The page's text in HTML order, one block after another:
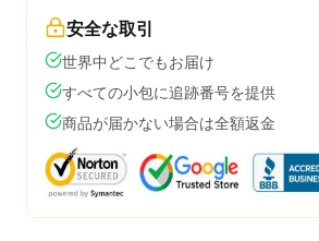
安全な取引
世界中どこでもお届け
すべての小包に追跡番号を提供
商品が届かない場合は全額返金